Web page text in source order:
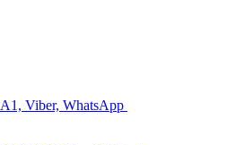
А1, Viber, WhatsApp